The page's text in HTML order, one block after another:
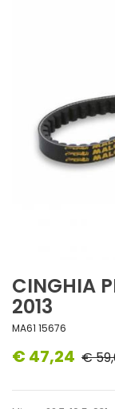
CINGHIA
2013
MA61 15676
€ 47,24 €